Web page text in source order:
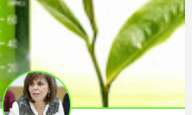
partea
mediului, a
unor agenți
cauzali (fizici,
chimici,
biologici și